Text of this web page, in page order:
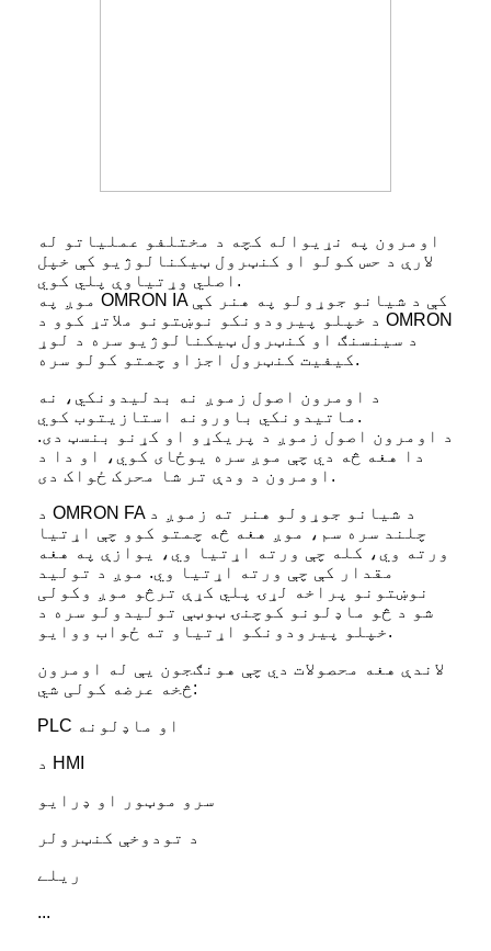
اومرون په نړیواله کچه د مختلفو عملیاتو له
لارې د حس کولو او کنټرول ټیکنالوژیو کې خپل
اصلي وړتیاوې پلي کوي.
موږ په OMRON IA کې د شیانو جوړولو په هنر کې
د خپلو پیرودونکو نوښتونو ملاتړ کوو د OMRON
د سینسنګ او کنټرول ټیکنالوژیو سره د لوړ
کیفیت کنټرول اجزاو چمتو کولو سره.
د اومرون اصول زموږ نه بدلیدونکي، نه
ماتیدونکي باورونه استازیتوب کوي.
د اومرون اصول زموږ د پریکړو او کړنو بنسټ دی.
دا هغه څه دي چې موږ سره یوځای کوي، او دا د
اومرون د ودې تر شا محرک ځواک دی.
د OMRON FA د شیانو جوړولو هنر ته زموږ د
چلند سره سم، موږ هغه څه چمتو کوو چې اړتیا
ورته وي، کله چې ورته اړتیا وي، یوازې په هغه
مقدار کې چې ورته اړتیا وي. موږ د تولید
نوښتونو پراخه لړۍ پلي کړې ترڅو موږ وکولی
شو د څو ماډلونو کوچنۍ ټوټې تولیدولو سره د
خپلو پیرودونکو اړتیاو ته ځواب ووایو.
لاندې هغه محصولات دي چې هونګجون یې له اومرون
څخه عرضه کولی شي:
PLC او ماډلونه
د HMI
سرو موټور او ډرایو
د تودوخې کنټرولر
ریلے
...